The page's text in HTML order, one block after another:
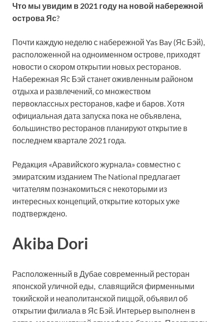
Что мы увидим в 2021 году на новой набережной
острова Яс?
Почти каждую неделю с набережной Yas Bay (Яс Бэй),
расположенной на одноименном острове, приходят
новости о скором открытии новых ресторанов.
Набережная Яс Бэй станет оживленным районом
отдыха и развлечений, со множеством
первоклассных ресторанов, кафе и баров. Хотя
официальная дата запуска пока не объявлена,
большинство ресторанов планируют открытие в
последнем квартале 2021 года.
Редакция «Аравийского журнала» совместно с
эмиратским изданием The National предлагает
читателям познакомиться с некоторыми из
интересных концепций, открытие которых уже
подтверждено.
Akiba Dori
Расположенный в Дубае современный ресторан
японской уличной еды, славящийся фирменными
токийской и неаполитанской пиццой, объявил об
открытии филиала в Яс Бэй. Интерьер выполнен в